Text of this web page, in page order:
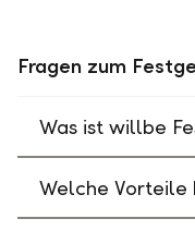
Fragen zum
Was ist willbe
Welche